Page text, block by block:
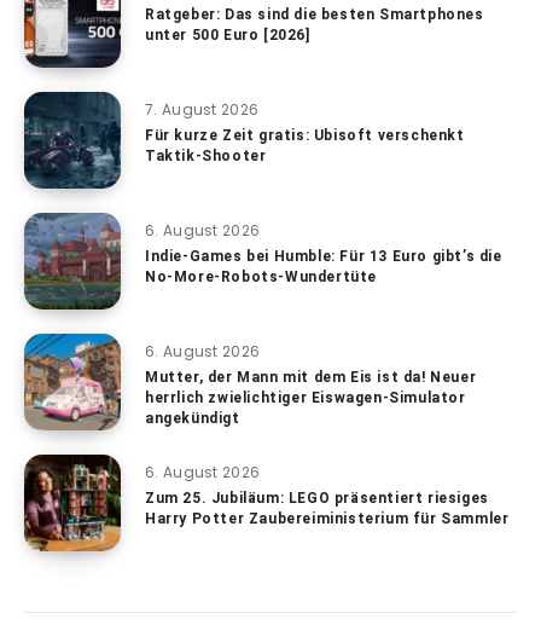
Ratgeber: Das sind die besten Smartphones
unter 500 Euro [2026]
7. August 2026
Für kurze Zeit gratis: Ubisoft verschenkt
Taktik-Shooter
6. August 2026
Indie-Games bei Humble: Für 13 Euro gibt’s die
No-More-Robots-Wundertüte
6. August 2026
Mutter, der Mann mit dem Eis ist da! Neuer
herrlich zwielichtiger Eiswagen-Simulator
angekündigt
6. August 2026
Zum 25. Jubiläum: LEGO präsentiert riesiges
Harry Potter Zaubereiministerium für Sammler